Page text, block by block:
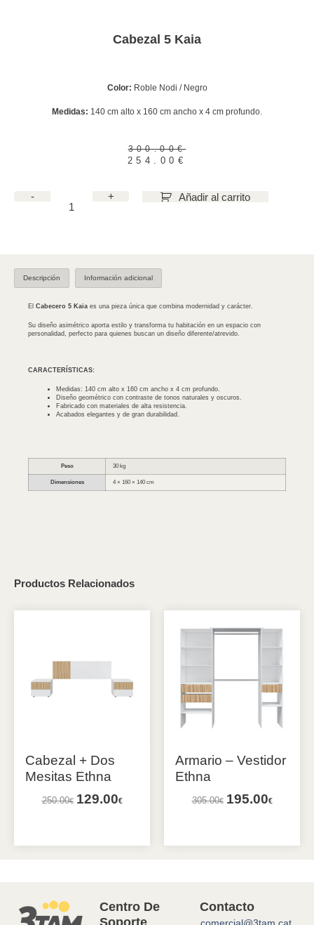
Cabezal 5 Kaia
Color: Roble Nodi / Negro
Medidas: 140 cm alto x 160 cm ancho x 4 cm profundo.
300.00€
254.00 €
- + Añadir al carrito
Productos Relacionados
Cabezal + Dos
Mesitas Ethna
250.00€ 129.00€
Armario – Vestidor
Ethna
305.00€ 195.00€
Descripción Información adicional
El Cabecero 5 Kaia es una pieza única que combina modernidad y carácter.
Su diseño asimétrico aporta estilo y transforma tu habitación en un espacio con
personalidad, perfecto para quienes buscan un diseño diferente/atrevido.
CARACTERÍSTICAS:
Medidas: 140 cm alto x 160 cm ancho x 4 cm profundo.
Diseño geométrico con contraste de tonos naturales y oscuros.
Fabricado con materiales de alta resistencia.
Acabados elegantes y de gran durabilidad.
Peso 30 kg
Dimensiones 4 × 160 × 140 cm
Contacto
comercial@3tam.cat
Centro De
Soporte